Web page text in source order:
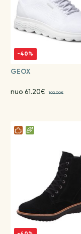
-40%
GEOX
nuo 61.20€ 102.00€